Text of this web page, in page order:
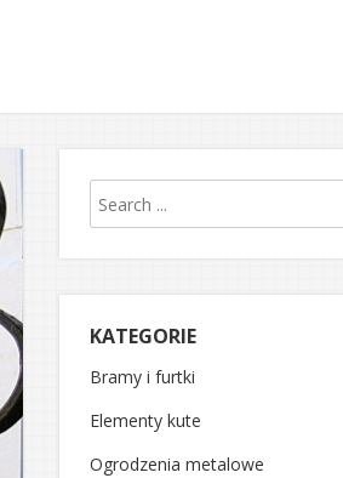
KATEGORIE
Bramy i furtki
Elementy kute
Ogrodzenia metalowe